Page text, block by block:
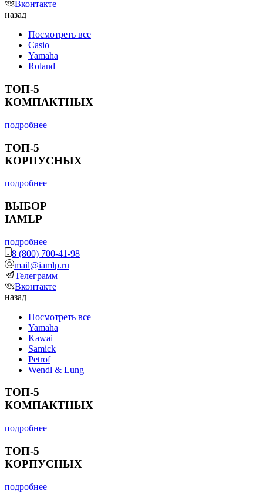
Вконтакте
назад
Посмотреть все
Casio
Yamaha
Roland
ТОП-5
КОМПАКТНЫХ
подробнее
ТОП-5
КОРПУСНЫХ
подробнее
ВЫБОР
IAMLP
подробнее
8 (800) 700-41-98
mail@iamlp.ru
Телеграмм
Вконтакте
назад
Посмотреть все
Yamaha
Kawai
Samick
Petrof
Wendl & Lung
ТОП-5
КОМПАКТНЫХ
подробнее
ТОП-5
КОРПУСНЫХ
подробнее